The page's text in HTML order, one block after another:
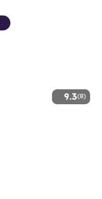
9.3(8)